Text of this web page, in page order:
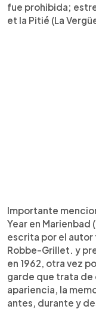
fue prohibida;
et la Pitié (La
Importante
Year en Marienbad
escrita por el autor
Robbe-Grillet. y
en 1962, otra vez
garde que trata de
apariencia, la
antes, durante y